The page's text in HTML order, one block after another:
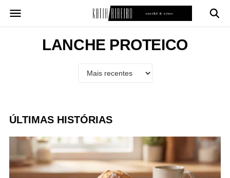
para
LANCHE PROTEICO
ÚLTIMAS HISTÓRIAS